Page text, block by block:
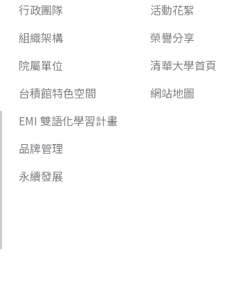
行政團隊
組織架構
院屬單位
台積館特色空間
EMI 雙語化學習計畫
品牌管理
永續發展
活動花絮
榮譽分享
清華大學首頁
網站地圖